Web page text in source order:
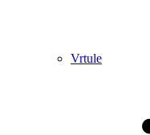
Vrtule